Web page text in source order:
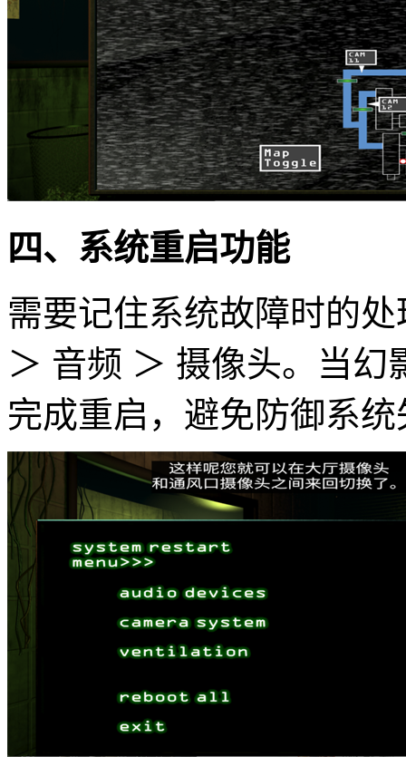
四、系统重启功能
需要记住系统故障时的
＞ 音频 ＞ 摄像头。当
完成重启，避免防御系统